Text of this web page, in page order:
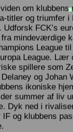
om klubbens
titler og triumfer i
Udforsk FCK’s
mindeværdige
League
League. Lær
spillere som
og Johan
ikoniske
summer af liv
Dyk ned i
IF og klubbens